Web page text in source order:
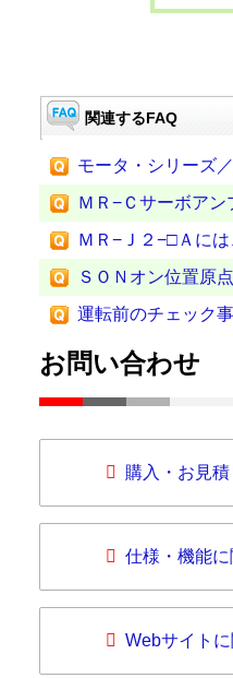
関連するFAQ
モータ・シリーズ
ＭＲ−Ｃサーボア
ＭＲ−Ｊ２−□Ａに
ＳＯＮオン位置原
運転前のチェック
お問い合わせ
購入・お見
仕様・機能
Webサイト